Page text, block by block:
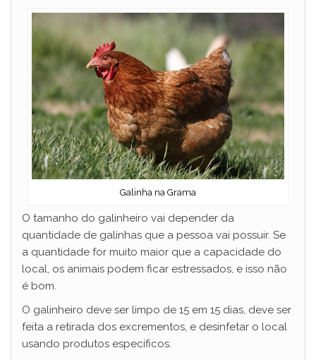
Galinha na Grama
O tamanho do galinheiro vai depender da
quantidade de galinhas que a pessoa vai possuir. Se
a quantidade for muito maior que a capacidade do
local, os animais podem ficar estressados, e isso não
é bom.
O galinheiro deve ser limpo de 15 em 15 dias, deve ser
feita a retirada dos excrementos, e desinfetar o local
usando produtos específicos.